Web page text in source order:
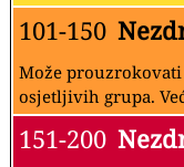
101-150
Može prouzrokovati
osjetljivih grupa.
151-200